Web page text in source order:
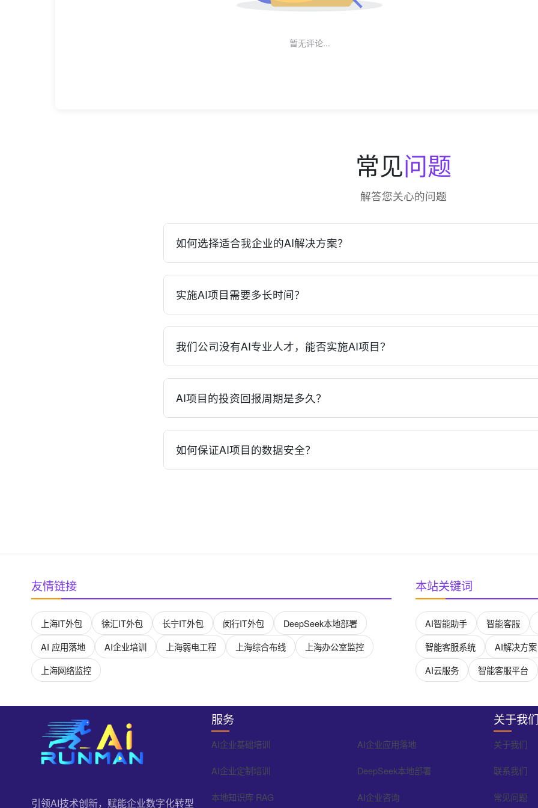
暂无评论...
常见问题
解答您关心的问题
如何选择适合我企业的AI解决方案？
实施AI项目需要多长时间？
我们公司没有AI专业人才，能否实施AI项目？
AI项目的投资回报周期是多久？
您评估项目ROI并制定合理预期。
如何保证AI项目的数据安全？
友情链接
上海IT外包 徐汇IT外包 长宁IT外包 闵行IT外包
DeepSeek本地部署
AI 应用落地
AI企业培训 上海弱电工程 上海综合布线
上海办公室监控
上海网络监控
本站关键词
AI智能助手 智能客服
智能客服系统
AI解决方案
AI云服务
智能客服平台
引领AI技术创新，赋能企业数字化转型
服务
AI企业基础培训 AI企业应用落地
AI企业定制培训 DeepSeek本地部署
本地知识库 RAG AI企业咨询
关于我们
关于我们
联系我们
常见问题